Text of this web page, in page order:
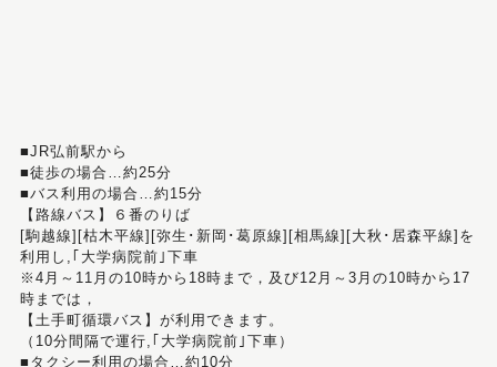
■JR弘前駅から
■徒歩の場合…約25分
■バス利用の場合…約15分
【路線バス】６番のりば
[駒越線][枯木平線][弥生･新岡･葛原線][相馬線][大秋･居森平線]を
利用し,｢大学病院前｣下車
※4月～11月の10時から18時まで，及び12月～3月の10時から17
時までは，
【土手町循環バス】が利用できます。
（10分間隔で運行,｢大学病院前｣下車）
■タクシー利用の場合…約10分